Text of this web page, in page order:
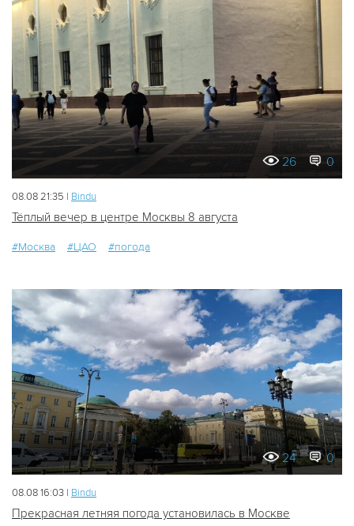
26 0
08.08 21:35 | Bindu
Тёплый вечер в центре Москвы 8 августа
#Москва #ЦАО #погода
24 0
08.08 16:03 | Bindu
Прекрасная летняя погода установилась в Москве